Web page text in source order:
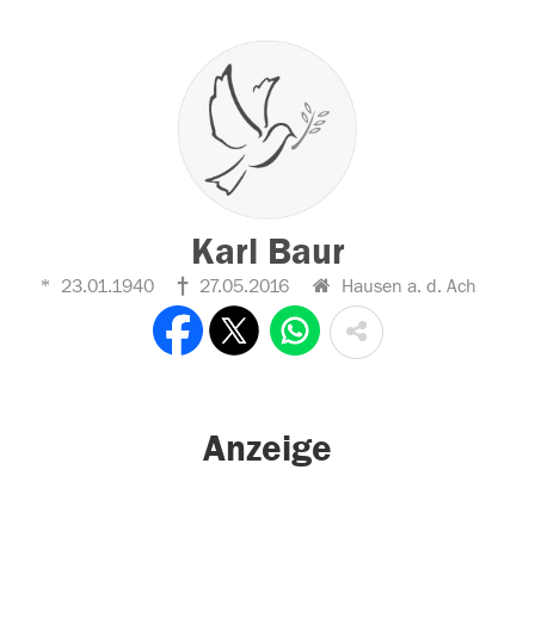
Karl Baur
23.01.1940 27.05.2016 Hausen a. d. Ach
Anzeige